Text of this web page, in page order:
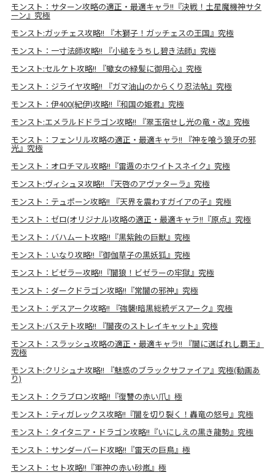
モンスト：サターン攻略の適正・最適キャラ!!『決戦！土星魔機神サタ
ーン』究極
モンスト:ガッチェス攻略!! 『木獅子！ガッチェスの王国』究極
モンスト：一寸法師攻略!! 『小槌をうちし碧き法師』究極
モンスト:セルケト攻略!! 『蠍女の緑髪に御用心』究極
モンスト：ジライヤ攻略!! 『ガマ油山のからくり忍法帖』究極
モンスト：伊400(紀伊)攻略!!『和国の姫君』究極
モンスト:エメラルドドラゴン攻略!! 『翠玉宿せし光の竜・改』究極
モンスト：フェンリル攻略の適正・最適キャラ!! 『神を喰う狼牙の邪
光』究極
モンスト：オロチマル攻略!!『雷遁のホワイトスネイク』究極
モンスト:ヴィシュヌ攻略!! 『天啓のアヴァターラ』究極
モンスト：テュポーン攻略!! 『天界を震わすガイアの子』究極
モンスト：ゼロ(オリジナル)攻略の適正・最適キャラ!!『原点』究極
モンスト：バハムート攻略!!『黒紫蝕の巨獣』究極
モンスト：いなり攻略!!『御伽草子の黒妖狐』究極
モンスト：ビゼラー攻略!!『闇狼！ビゼラーの牢獄』究極
モンスト：ダークドラゴン攻略!!『常闇の邪神』究極
モンスト：デスアーク攻略!! 『強襲!暗黒総統デスアーク』究極
モンスト:バステト攻略!! 『闇夜のストレイキャット』究極
モンスト：スラッシュ攻略の適正・最適キャラ!! 『闇に選ばれし覇王』
究極
モンスト:クリシュナ攻略!! 『魅惑のブラックサファイア』究極(動画あ
り)
モンスト：クラブロン攻略!!『復讐の赤い爪』極
モンスト：ティガレックス攻略!!『闇を切り裂く！轟竜の怒号』究極
モンスト：タイタニア・ドラゴン攻略!!『いにしえの黒き龍勢』究極
モンスト：サンダーバード攻略!!『雷天の巨鳥』極
モンスト：セト攻略!!『軍神の赤い砂嵐』極